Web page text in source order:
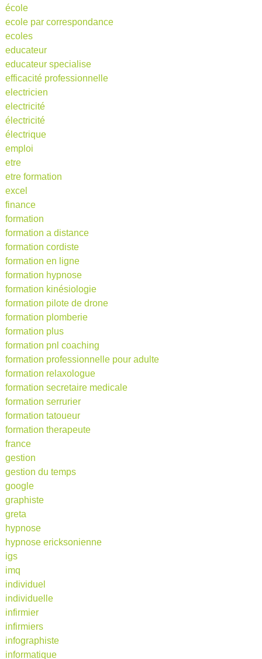
école
ecole par correspondance
ecoles
educateur
educateur specialise
efficacité professionnelle
electricien
electricité
électricité
électrique
emploi
etre
etre formation
excel
finance
formation
formation a distance
formation cordiste
formation en ligne
formation hypnose
formation kinésiologie
formation pilote de drone
formation plomberie
formation plus
formation pnl coaching
formation professionnelle pour adulte
formation relaxologue
formation secretaire medicale
formation serrurier
formation tatoueur
formation therapeute
france
gestion
gestion du temps
google
graphiste
greta
hypnose
hypnose ericksonienne
igs
imq
individuel
individuelle
infirmier
infirmiers
infographiste
informatique